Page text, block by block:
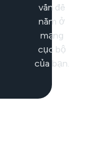
vấn đề
nằm ở
mạng
cục bộ
của bạn.